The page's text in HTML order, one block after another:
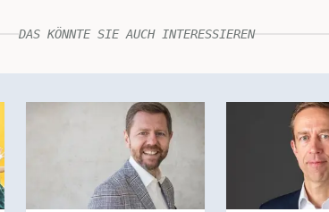
DAS KÖNNTE SIE AUCH INTERESSIEREN